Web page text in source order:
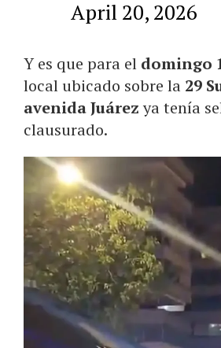
April 20, 2026
Y es que para el domingo
local ubicado sobre la 29
avenida Juárezya tenía
clausurado.